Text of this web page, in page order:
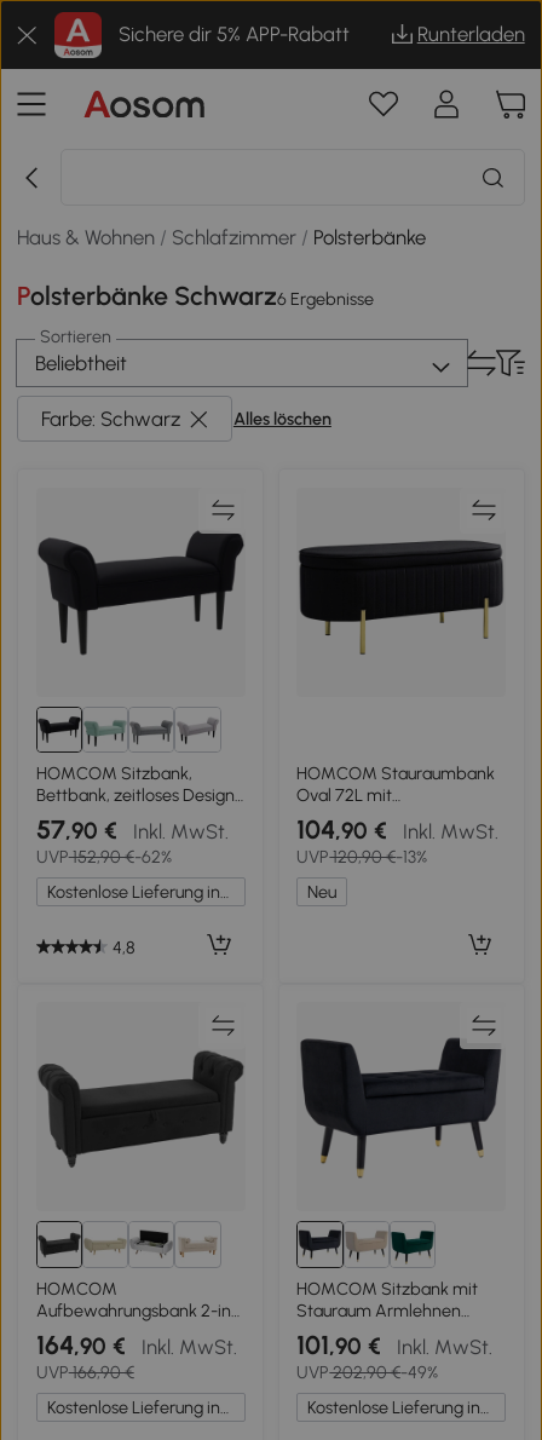
Sichere dir 5% APP-Rabatt Runterladen
Haus & Wohnen / Schlafzimmer / Polsterbänke
Polsterbänke Schwarz6 Ergebnisse
Sortieren
Beliebtheit
Farbe: Schwarz Alles löschen
HOMCOM Sitzbank,
Bettbank, zeitloses Design,
weiche Polsterung, bis 130
kg, schwarz, 102 x 36 x 51
cm
57,90 € Inkl. MwSt.
UVP152,90 €-62%
Kostenlose Lieferung innerhalb Deutschlands
4,8
HOMCOM Stauraumbank
Oval 72L mit
aufklappbarem Deckel,
Gepolsterte Sitzfläche, in
Samt, Schwarz
104,90 € Inkl. MwSt.
UVP120,90 €-13%
Neu
HOMCOM
Aufbewahrungsbank 2-in-1
Sitzbank mit Stauraum in
Leinenoptik und
Holzbeinen 146,5 x 49 x 72
cm schwarz
164,90 € Inkl. MwSt.
UVP166,90 €
Kostenlose Lieferung innerhalb Deutschlands
HOMCOM Sitzbank mit
Stauraum Armlehnen
Polsterbank mit Samtoptik,
Sitztruhe mit Holzbeine,
Truhenbank für
Wohnzimmer
Schlafzimmer Flur 107 x 42
101,90 € Inkl. MwSt.
UVP202,90 €-49%
Kostenlose Lieferung innerhalb Deutschlands